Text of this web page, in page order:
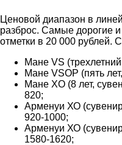
Ценовой диапазон в
разброс. Самые дорогие
отметки в 20 000 рублей.
Мане VS
Мане VSOP (пять
Мане XO (8 лет,
820;
Арменуи ХО
920-1000;
Арменуи ХО
1580-1620;